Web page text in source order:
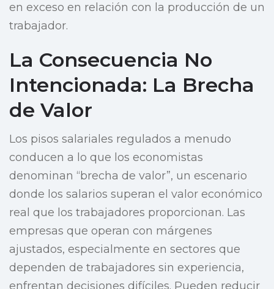
en exceso en relación con la producción de un
trabajador.
La Consecuencia No
Intencionada: La Brecha
de Valor
Los pisos salariales regulados a menudo
conducen a lo que los economistas
denominan “brecha de valor”, un escenario
donde los salarios superan el valor económico
real que los trabajadores proporcionan. Las
empresas que operan con márgenes
ajustados, especialmente en sectores que
dependen de trabajadores sin experiencia,
enfrentan decisiones difíciles. Pueden reducir